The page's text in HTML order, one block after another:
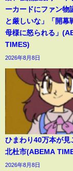
ーカードにファン物
と厳しいな」「開幕
母様に怒られる」
TIMES)
2026年8月8日
ひまわり40万本が見
北杜市(ABEMA
2026年8月8日